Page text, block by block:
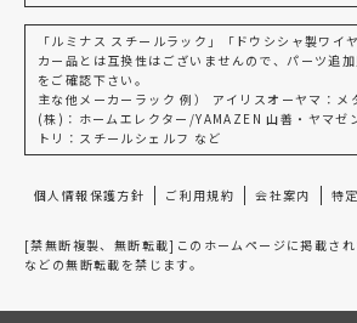
「ルミナス スチールラック」「ドウシシャ製ワイ
カー品とは互換性はございませんので、パーツ追
をご確認下さい。
主な他メーカーラック 例） アイリスオーヤマ：メ
(株)：ホームエレクター/YAMAZEN 山善・ヤマゼ
トリ：スチールシェルフ など
個人情報保護方針 ご利用規約 会社案内 特
[禁無断複製、無断転載]このホームページに掲載さ
などの無断転載を禁じます。